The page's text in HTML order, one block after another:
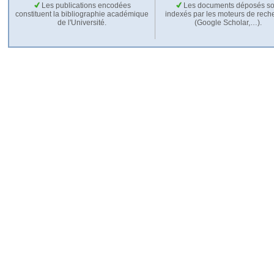
Les publications encodées
constituent la bibliographie académique
de l'Université.
Les documents déposés
indexés par les moteurs de
(Google Scholar,…).